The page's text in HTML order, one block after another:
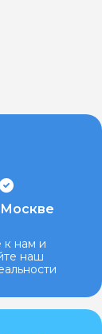
к нам и
наш